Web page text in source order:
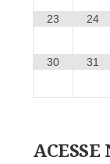
23 24
30 31
ACESSE